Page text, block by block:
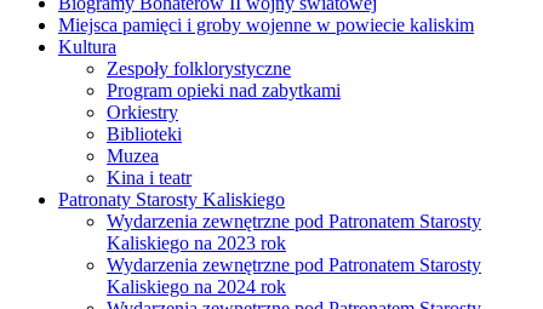
Miejsca pamięci i groby wojenne w powiecie kaliskim
Kultura
Zespoły folklorystyczne
Program opieki nad zabytkami
Orkiestry
Biblioteki
Muzea
Kina i teatr
Patronaty Starosty Kaliskiego
Wydarzenia zewnętrzne pod Patronatem Starosty
Kaliskiego na 2023 rok
Wydarzenia zewnętrzne pod Patronatem Starosty
Kaliskiego na 2024 rok